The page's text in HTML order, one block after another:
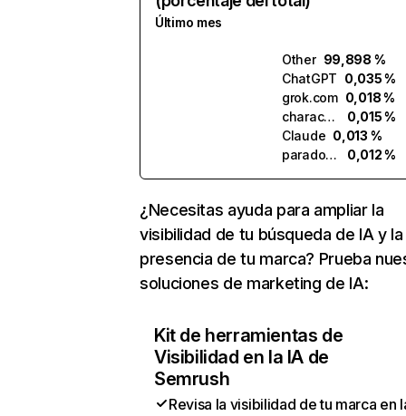
Último mes
Other 99,898 %
ChatGPT 0,035 %
grok.com 0,018 %
character.ai
0,015 %
Claude 0,013 %
paradox.ai
0,012 %
¿Necesitas ayuda para ampliar la
visibilidad de tu búsqueda de IA y la
presencia de tu marca? Prueba
soluciones de marketing de IA:
Kit de herramientas de
Visibilidad en la IA de
Semrush
Revisa la visibilidad de tu marca en